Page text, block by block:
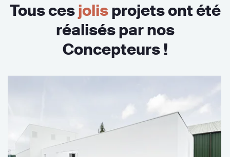
Tous cesjolisprojets ont été
réalisés par nos
Concepteurs !